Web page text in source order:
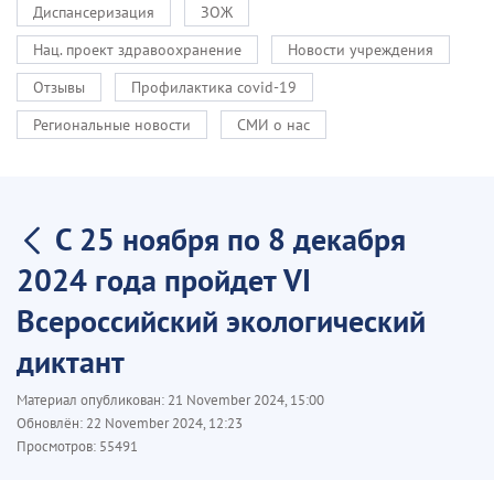
Диспансеризация
ЗОЖ
Нац. проект здравоохранение
Новости учреждения
Отзывы
Профилактика covid-19
Региональные новости
СМИ о нас
С 25 ноября по 8 декабря
2024 года пройдет VI
Всероссийский экологический
диктант
Материал опубликован: 21 November 2024, 15:00
Обновлён: 22 November 2024, 12:23
Просмотров: 55491